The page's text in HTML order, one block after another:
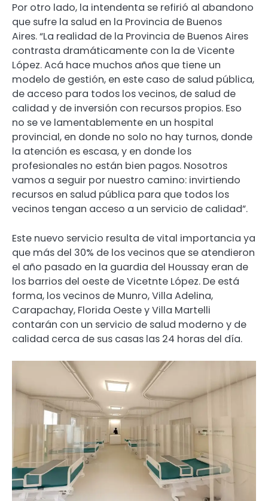
Por otro lado, la intendenta se refirió al abandono
que sufre la salud en la Provincia de Buenos
Aires. “La realidad de la Provincia de Buenos Aires
contrasta dramáticamente con la de Vicente
López. Acá hace muchos años que tiene un
modelo de gestión, en este caso de salud pública,
de acceso para todos los vecinos, de salud de
calidad y de inversión con recursos propios. Eso
no se ve lamentablemente en un hospital
provincial, en donde no solo no hay turnos, donde
la atención es escasa, y en donde los
profesionales no están bien pagos. Nosotros
vamos a seguir por nuestro camino: invirtiendo
recursos en salud pública para que todos los
vecinos tengan acceso a un servicio de calidad”.
Este nuevo servicio resulta de vital importancia ya
que más del 30% de los vecinos que se atendieron
el año pasado en la guardia del Houssay eran de
los barrios del oeste de Vicetnte López. De está
forma, los vecinos de Munro, Villa Adelina,
Carapachay, Florida Oeste y Villa Martelli
contarán con un servicio de salud moderno y de
calidad cerca de sus casas las 24 horas del día.